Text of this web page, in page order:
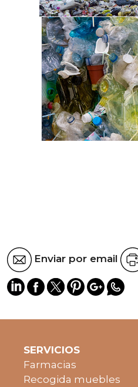
Enviar por email
SERVICIOS
Farmacias
Recogida muebles